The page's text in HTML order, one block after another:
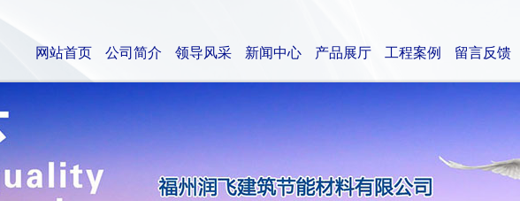
留言反馈
工程案例
产品展厅
新闻中心
领导风采
公司简介
网站首页